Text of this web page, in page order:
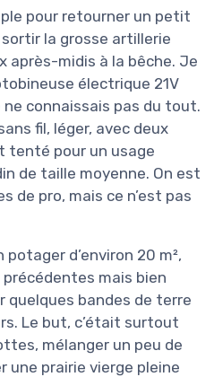
pour retourner un petit
la grosse artillerie
après-midis à la bêche. Je
électrique 21V
ne connaissais pas du tout.
fil, léger, avec deux
tenté pour un usage
de taille moyenne. On est
de pro, mais ce n’est pas
d’environ 20 m²,
mais bien
quelques bandes de terre
Le but, c’était surtout
mélanger un peu de
une prairie vierge pleine